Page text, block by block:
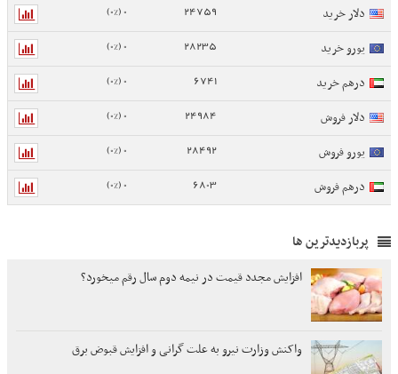
دلار خرید
24759
0 (0%)
یورو خرید 28235
0 (0%)
درهم خرید 6741
0 (0%)
دلار فروش 24984
0 (0%)
یورو فروش 28492
0 (0%)
درهم فروش 6803
0 (0%)
پربازدیدترین ها
افزایش مجدد قیمت در نیمه دوم سال رقم میخورد؟
واکنش وزارت نیرو به علت گرانی و افزایش قبوض برق